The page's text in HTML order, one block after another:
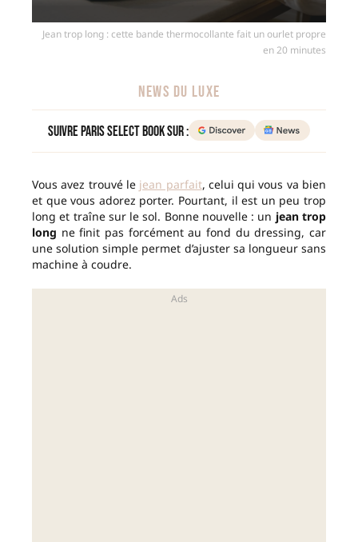
Jean trop long : cette bande thermocollante fait un ourlet propre
en 20 minutes
NEWS DU LUXE
Suivre Paris Select Book sur :
Vous avez trouvé le jean parfait, celui qui vous va bien
et que vous adorez porter. Pourtant, il est un peu trop
long et traîne sur le sol. Bonne nouvelle : un jean trop
long ne finit pas forcément au fond du dressing, car
une solution simple permet d’ajuster sa longueur sans
machine à coudre.